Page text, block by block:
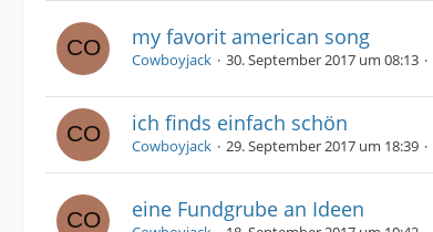
my favorit american song
Cowboyjack 30. September 2017 um 08:13
ich finds einfach schön
Cowboyjack 29. September 2017 um 18:39
eine Fundgrube an Ideen